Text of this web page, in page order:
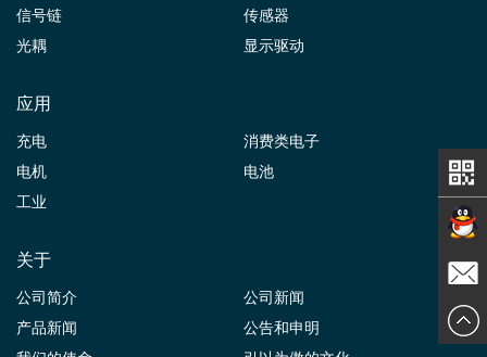
信号链
传感器
光耦
显示驱动
应用
充电
消费类电子
电机
电池
工业
关于
公司简介
公司新闻
产品新闻
公告和申明
在线交
谈
发送邮